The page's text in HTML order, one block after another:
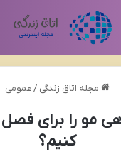
مجله اتاق زندگی / عمومی
مو را برای فصل
کنیم؟